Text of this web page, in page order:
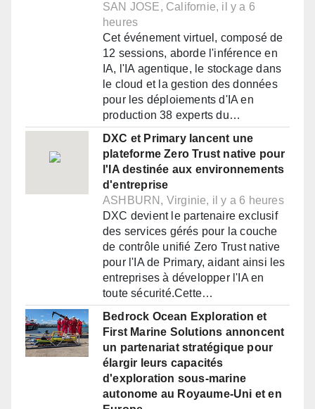
SAN JOSE, Californie, il y a 6
heures
Cet événement virtuel, composé de
12 sessions, aborde l'inférence en
IA, l'IA agentique, le stockage dans
le cloud et la gestion des données
pour les déploiements d'IA en
production 38 experts du…
DXC et Primary lancent une
plateforme Zero Trust native pour
l'IA destinée aux environnements
d'entreprise
ASHBURN, Virginie, il y a 6 heures
DXC devient le partenaire exclusif
des services gérés pour la couche
de contrôle unifié Zero Trust native
pour l'IA de Primary, aidant ainsi les
entreprises à développer l'IA en
toute sécurité.Cette…
Bedrock Ocean Exploration et
First Marine Solutions annoncent
un partenariat stratégique pour
élargir leurs capacités
d'exploration sous-marine
autonome au Royaume-Uni et en